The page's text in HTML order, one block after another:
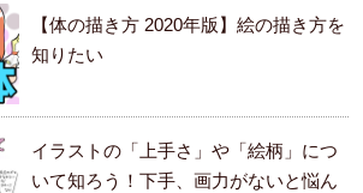
【体の描き方 2020年版】絵の描き方を
知りたい
イラストの「上手さ」や「絵柄」につ
いて知ろう！下手、画力がないと悩ん